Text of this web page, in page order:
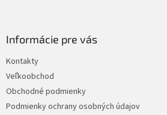
Informácie pre vás
Kontakty
Veľkoobchod
Obchodné podmienky
Podmienky ochrany osobných údajov